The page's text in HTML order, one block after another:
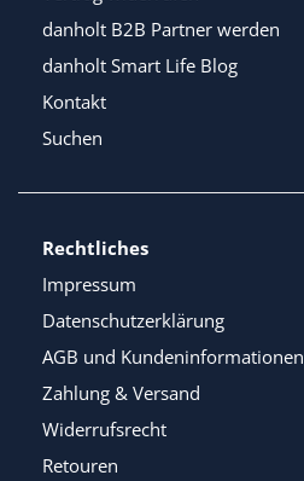
danholt B2B Partner werden
danholt Smart Life Blog
Kontakt
Suchen
Rechtliches
Impressum
Datenschutzerklärung
AGB und Kundeninformationen
Zahlung & Versand
Widerrufsrecht
Retouren